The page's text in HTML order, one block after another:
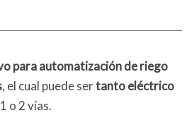
para automatización de riego
, el cual puede sertanto eléctrico
o 2 vías.